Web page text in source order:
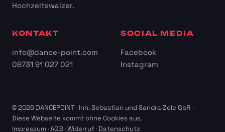
Hochzeitswalzer.
KONTAKT
info@dance-point.com
08731 91 027 021
SOCIAL MEDIA
Facebook
Instagram
© 2026 DANCEPOINT · Inh. Sebastian und Sandra Zele GbR ·
Diese Webseite kommt ohne Cookies aus.
Impressum·AGB ·Widerruf·Datenschutz